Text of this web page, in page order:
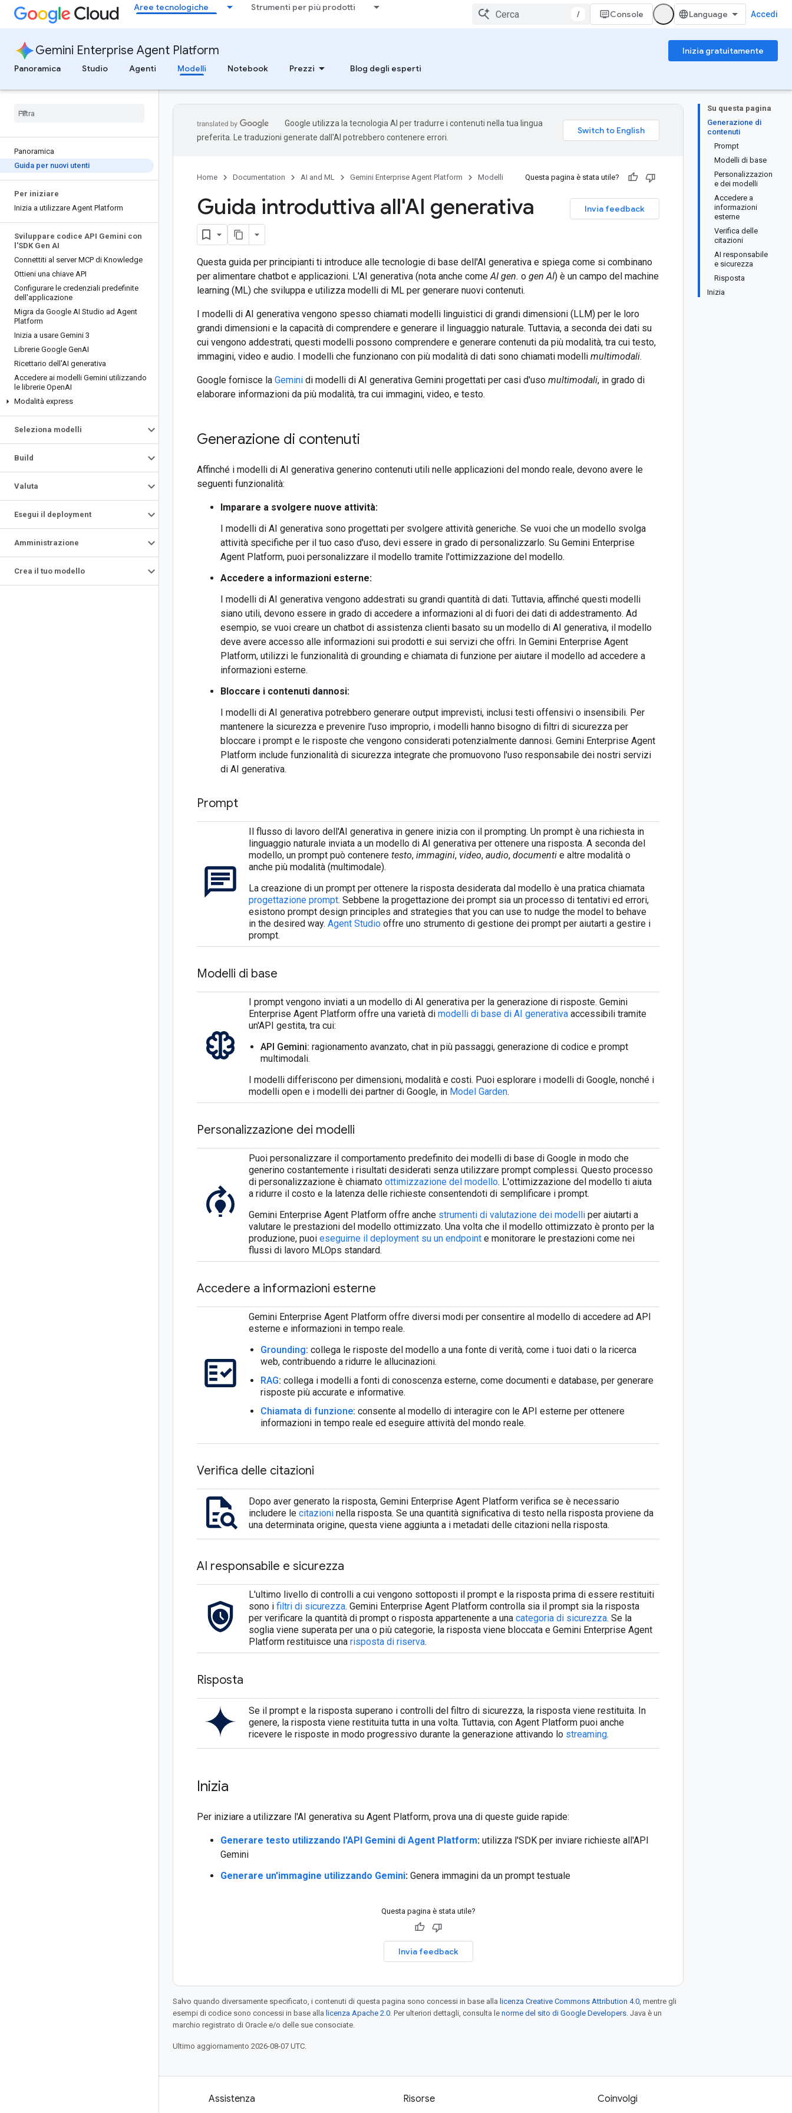
Aree tecnologiche Strumenti per più prodotti
/ Console Accedi
Gemini Enterprise Agent Platform
Inizia gratuitamente
Panoramica
Studio Agenti Modelli Notebook Prezzi Blog degli esperti
Panoramica
Guida per nuovi utenti
Per iniziare
Inizia a utilizzare Agent Platform
Sviluppare codice API Gemini con
l'SDK Gen AI
Connettiti al server MCP di Knowledge
Ottieni una chiave API
Configurare le credenziali predefinite
dell'applicazione
Migra da Google AI Studio ad Agent
Platform
Inizia a usare Gemini 3
Librerie Google GenAI
Ricettario dell'AI generativa
Accedere ai modelli Gemini utilizzando
le librerie OpenAI
Modalità express
Seleziona modelli
Build
Valuta
Esegui il deployment
Amministrazione
Crea il tuo modello
Su questa pagina
Generazione di
contenuti
Prompt
Modelli di base
Personalizzazion
e dei modelli
Accedere a
informazioni
esterne
Verifica delle
citazioni
AI responsabile
e sicurezza
Risposta
Inizia
Google utilizza la tecnologia AI per tradurre i contenuti nella tua lingua
preferita. Le traduzioni generate dall'AI potrebbero contenere errori.
Home Documentation AI and ML Gemini Enterprise Agent Platform Modelli Questa pagina è stata utile?
Invia feedback
Guida introduttiva all'AI generativa
Questa guida per principianti ti introduce alle tecnologie di base dell'AI generativa e spiega come si combinano
per alimentare chatbot e applicazioni. L'AI generativa (nota anche comeAI gen. o gen AI) è un campo del machine
learning (ML) che sviluppa e utilizza modelli di ML per generare nuovi contenuti.
I modelli di AI generativa vengono spesso chiamati modelli linguistici di grandi dimensioni (LLM) per le loro
grandi dimensioni e la capacità di comprendere e generare il linguaggio naturale. Tuttavia, a seconda dei dati su
cui vengono addestrati, questi modelli possono comprendere e generare contenuti da più modalità, tra cui testo,
immagini, video e audio. I modelli che funzionano con più modalità di dati sono chiamati modelli multimodali.
Google fornisce la Gemini di modelli di AI generativa Gemini progettati per casi d'uso multimodali, in grado di
elaborare informazioni da più modalità, tra cui immagini, video, e testo.
Generazione di contenuti
Affinché i modelli di AI generativa generino contenuti utili nelle applicazioni del mondo reale, devono avere le
seguenti funzionalità:
Imparare a svolgere nuove attività:
I modelli di AI generativa sono progettati per svolgere attività generiche. Se vuoi che un modello svolga
attività specifiche per il tuo caso d'uso, devi essere in grado di personalizzarlo. Su Gemini Enterprise
Agent Platform, puoi personalizzare il modello tramite l'ottimizzazione del modello.
Accedere a informazioni esterne:
I modelli di AI generativa vengono addestrati su grandi quantità di dati. Tuttavia, affinché questi modelli
siano utili, devono essere in grado di accedere a informazioni al di fuori dei dati di addestramento. Ad
esempio, se vuoi creare un chatbot di assistenza clienti basato su un modello di AI generativa, il modello
deve avere accesso alle informazioni sui prodotti e sui servizi che offri. In Gemini Enterprise Agent
Platform, utilizzi le funzionalità di grounding e chiamata di funzione per aiutare il modello ad accedere a
informazioni esterne.
Bloccare i contenuti dannosi:
I modelli di AI generativa potrebbero generare output imprevisti, inclusi testi offensivi o insensibili. Per
mantenere la sicurezza e prevenire l'uso improprio, i modelli hanno bisogno di filtri di sicurezza per
bloccare i prompt e le risposte che vengono considerati potenzialmente dannosi. Gemini Enterprise Agent
Platform include funzionalità di sicurezza integrate che promuovono l'uso responsabile dei nostri servizi
di AI generativa.
Prompt
Il flusso di lavoro dell'AI generativa in genere inizia con il prompting. Un prompt è una richiesta in
linguaggio naturale inviata a un modello di AI generativa per ottenere una risposta. A seconda del
modello, un prompt può contenere testo, immagini, video, audio, documenti e altre modalità o
anche più modalità (multimodale).
La creazione di un prompt per ottenere la risposta desiderata dal modello è una pratica chiamata
progettazione prompt. Sebbene la progettazione dei prompt sia un processo di tentativi ed errori,
esistono prompt design principles and strategies that you can use to nudge the model to behave
in the desired way. Agent Studio offre uno strumento di gestione dei prompt per aiutarti a gestire i
prompt.
Modelli di base
I prompt vengono inviati a un modello di AI generativa per la generazione di risposte. Gemini
Enterprise Agent Platform offre una varietà di modelli di base di AI generativa accessibili tramite
un'API gestita, tra cui:
API Gemini: ragionamento avanzato, chat in più passaggi, generazione di codice e prompt
multimodali.
I modelli differiscono per dimensioni, modalità e costi. Puoi esplorare i modelli di Google, nonché i
modelli open e i modelli dei partner di Google, in Model Garden.
Personalizzazione dei modelli
Puoi personalizzare il comportamento predefinito dei modelli di base di Google in modo che
generino costantemente i risultati desiderati senza utilizzare prompt complessi. Questo processo
di personalizzazione è chiamato ottimizzazione del modello. L'ottimizzazione del modello ti aiuta
a ridurre il costo e la latenza delle richieste consentendoti di semplificare i prompt.
Gemini Enterprise Agent Platform offre anche strumenti di valutazione dei modelli per aiutarti a
valutare le prestazioni del modello ottimizzato. Una volta che il modello ottimizzato è pronto per la
produzione, puoi eseguirne il deployment su un endpoint e monitorare le prestazioni come nei
flussi di lavoro MLOps standard.
Accedere a informazioni esterne
Gemini Enterprise Agent Platform offre diversi modi per consentire al modello di accedere ad API
esterne e informazioni in tempo reale.
Grounding: collega le risposte del modello a una fonte di verità, come i tuoi dati o la ricerca
web, contribuendo a ridurre le allucinazioni.
RAG: collega i modelli a fonti di conoscenza esterne, come documenti e database, per generare
risposte più accurate e informative.
Chiamata di funzione: consente al modello di interagire con le API esterne per ottenere
informazioni in tempo reale ed eseguire attività del mondo reale.
Verifica delle citazioni
Dopo aver generato la risposta, Gemini Enterprise Agent Platform verifica se è necessario
includere le citazioni nella risposta. Se una quantità significativa di testo nella risposta proviene da
una determinata origine, questa viene aggiunta a i metadati delle citazioni nella risposta.
AI responsabile e sicurezza
L'ultimo livello di controlli a cui vengono sottoposti il prompt e la risposta prima di essere restituiti
sono i filtri di sicurezza. Gemini Enterprise Agent Platform controlla sia il prompt sia la risposta
per verificare la quantità di prompt o risposta appartenente a una categoria di sicurezza. Se la
soglia viene superata per una o più categorie, la risposta viene bloccata e Gemini Enterprise Agent
Platform restituisce una risposta di riserva.
Risposta
Se il prompt e la risposta superano i controlli del filtro di sicurezza, la risposta viene restituita. In
genere, la risposta viene restituita tutta in una volta. Tuttavia, con Agent Platform puoi anche
ricevere le risposte in modo progressivo durante la generazione attivando lo streaming.
Inizia
Per iniziare a utilizzare l'AI generativa su Agent Platform, prova una di queste guide rapide:
Generare testo utilizzando l'API Gemini di Agent Platform: utilizza l'SDK per inviare richieste all'API
Gemini
Generare un'immagine utilizzando Gemini: Genera immagini da un prompt testuale
Questa pagina è stata utile?
Invia feedback
Salvo quando diversamente specificato, i contenuti di questa pagina sono concessi in base alla licenza Creative Commons Attribution 4.0, mentre gli
esempi di codice sono concessi in base alla licenza Apache 2.0. Per ulteriori dettagli, consulta le norme del sito di Google Developers. Java è un
marchio registrato di Oracle e/o delle sue consociate.
Ultimo aggiornamento 2026-08-07 UTC.
Assistenza Risorse Coinvolgi